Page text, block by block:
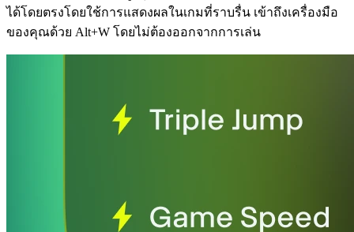
ได้โดยตรงโดยใช้การแสดงผลในเกมที่ราบรื่น เข้าถึงเครื่องมือ
ของคุณด้วย Alt+W โดยไม่ต้องออกจากการเล่น